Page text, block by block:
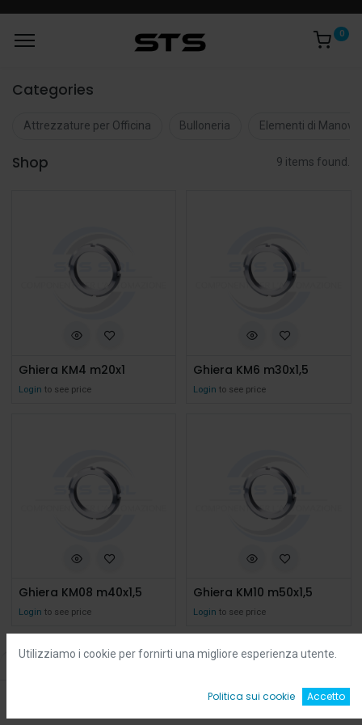
Default
0
Categories
Attrezzature per Officina Bulloneria Elementi di
Shop 9 items found.
Ghiera KM4 m20x1
Login to see price
Ghiera KM6 m30x1,5
Login to see price
Ghiera KM08 m40x1,5
Login to see price
Ghiera KM10 m50x1,5
Login to see price
Utilizziamo i cookie per fornirti una migliore esperienza utente.
Politica sui cookie Accetto